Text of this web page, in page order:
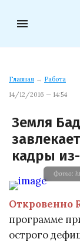
menu
Главная → Работа
14/12/2016 — 14:54
Земля
кадры
Фото:
Откровенно
программе
острого